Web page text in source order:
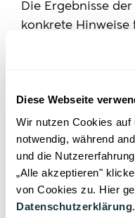
Diese Webseite
Wir nutzen Cookies auf
notwendig, während
und die
„Alle akzeptieren"
von Cookies zu. Hier
Datenschutzerklärung
Die Ergebnisse
konkrete
sie am
etwa durch
oder zusätzliche
wird
lebendigen